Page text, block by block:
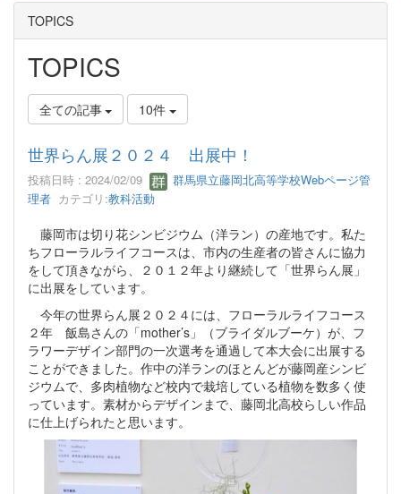
TOPICS
TOPICS
全ての記事 10件
世界らん展２０２４ 出展中！
投稿日時 : 2024/02/09
群馬県立藤岡北高等学校Webページ管
理者 カテゴリ:教科活動
藤岡市は切り花シンビジウム（洋ラン）の産地です。私た
ちフローラルライフコースは、市内の生産者の皆さんに協力
をして頂きながら、２０１２年より継続して「世界らん展」
に出展をしています。
今年の世界らん展２０２４には、フローラルライフコース
２年 飯島さんの「mother’s」（ブライダルブーケ）が、フ
ラワーデザイン部門の一次選考を通過して本大会に出展する
ことができました。作中の洋ランのほとんどが藤岡産シンビ
ジウムで、多肉植物など校内で栽培している植物を数多く使
っています。素材からデザインまで、藤岡北高校らしい作品
に仕上げられたと思います。